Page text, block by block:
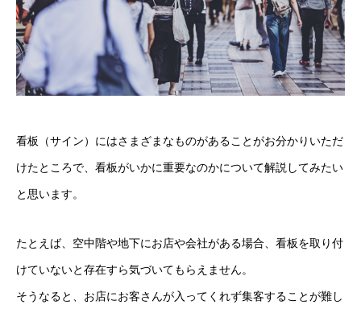
看板（サイン）にはさまざまなものがあることがお分かりいただ
けたところで、看板がいかに重要なのかについて解説してみたい
と思います。
たとえば、空中階や地下にお店や会社がある場合、看板を取り付
けていないと存在すら気づいてもらえません。
そうなると、お店にお客さんが入ってくれず集客することが難し